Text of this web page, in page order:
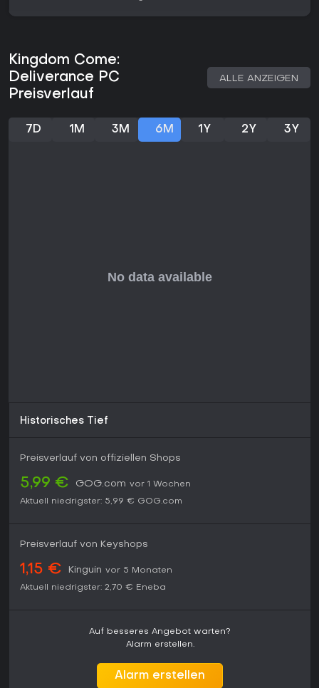
Next-Gen-Update, das die Performance auf moderner
Hardware verbessert - mit besserer Grafik und flüssigeren
Framerates. Spieler loben den immersiven Realismus;
Reviews heben den fundierten RPG-Ansatz hervor, trotz
sind.
Kingdom Come:
Deliverance PC
Preisverlauf
ALLE ANZEIGEN
7D 1M 3M 6M 1Y 2Y 3Y
Historisches Tief
Preisverlauf von offiziellen Shops
5,99 € GOG.com vor 1 Wochen
Aktuell niedrigster: 5,99 € GOG.com
Preisverlauf von Keyshops
1,15 € Kinguin vor 5 Monaten
Aktuell niedrigster: 2,70 € Eneba
Auf besseres Angebot warten?
Alarm erstellen.
Alarm erstellen